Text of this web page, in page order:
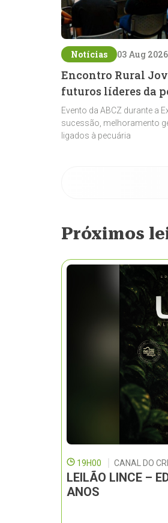
Notícias 03 Aug 2026
Encontro Rural
futuros líderes da
Evento da ABCZ durante a
sucessão, melhoramento
ligados à pecuária
Próximos
19H00 CANAL DO
LEILÃO LINCE –
ANOS